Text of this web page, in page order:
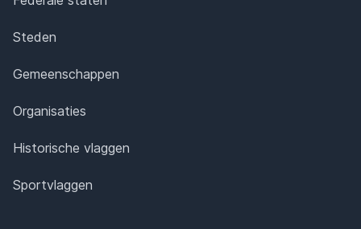
Steden
Gemeenschappen
Organisaties
Historische vlaggen
Sportvlaggen